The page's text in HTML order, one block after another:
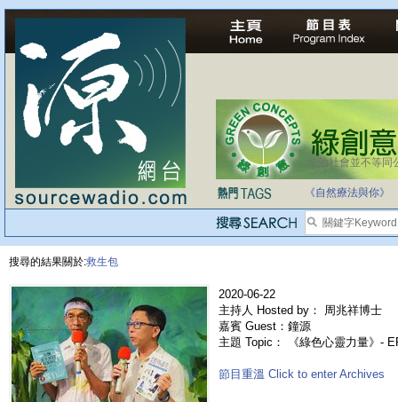
法治社會並不等同
《自然療法與你》
搜尋的結果關於:救生包
2020-06-22
主持人 Hosted by： 周兆祥博士
嘉賓 Guest：鐘源
主題 Topic： 《綠色心靈力量》-
節目重溫 Click to enter Archives